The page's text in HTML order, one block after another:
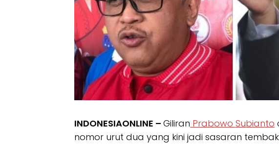
INDONESIAONLINE – Giliran Prabowo Subianto
nomor urut dua yang kini jadi sasaran tembak